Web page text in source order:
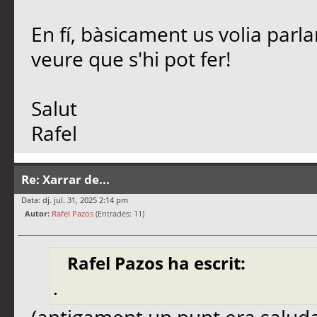
En fí, bàsicament us volia
veure que s'hi pot fer!
Salut
Rafel
Re: Xarrar de...
Data: dj. jul. 31, 2025 2:14 pm
Autor: Rafel Pazos (Entrades: 11)
Rafel Pazos ha escrit:
.